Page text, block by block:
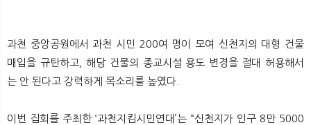
과천 중앙공원에서 과천 시민 200여 명이 모여 신천지의 대형 건물
매입을 규탄하고, 해당 건물의 종교시설 용도 변경을 절대 허용해서
는 안 된다고 강력하게 목소리를 높였다.
이번 집회를 주최한 ‘과천지킴시민연대’는 “신천지가 인구 8만 5000